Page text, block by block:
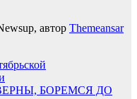
автор Themeansar
БОРЕМСЯ ДО